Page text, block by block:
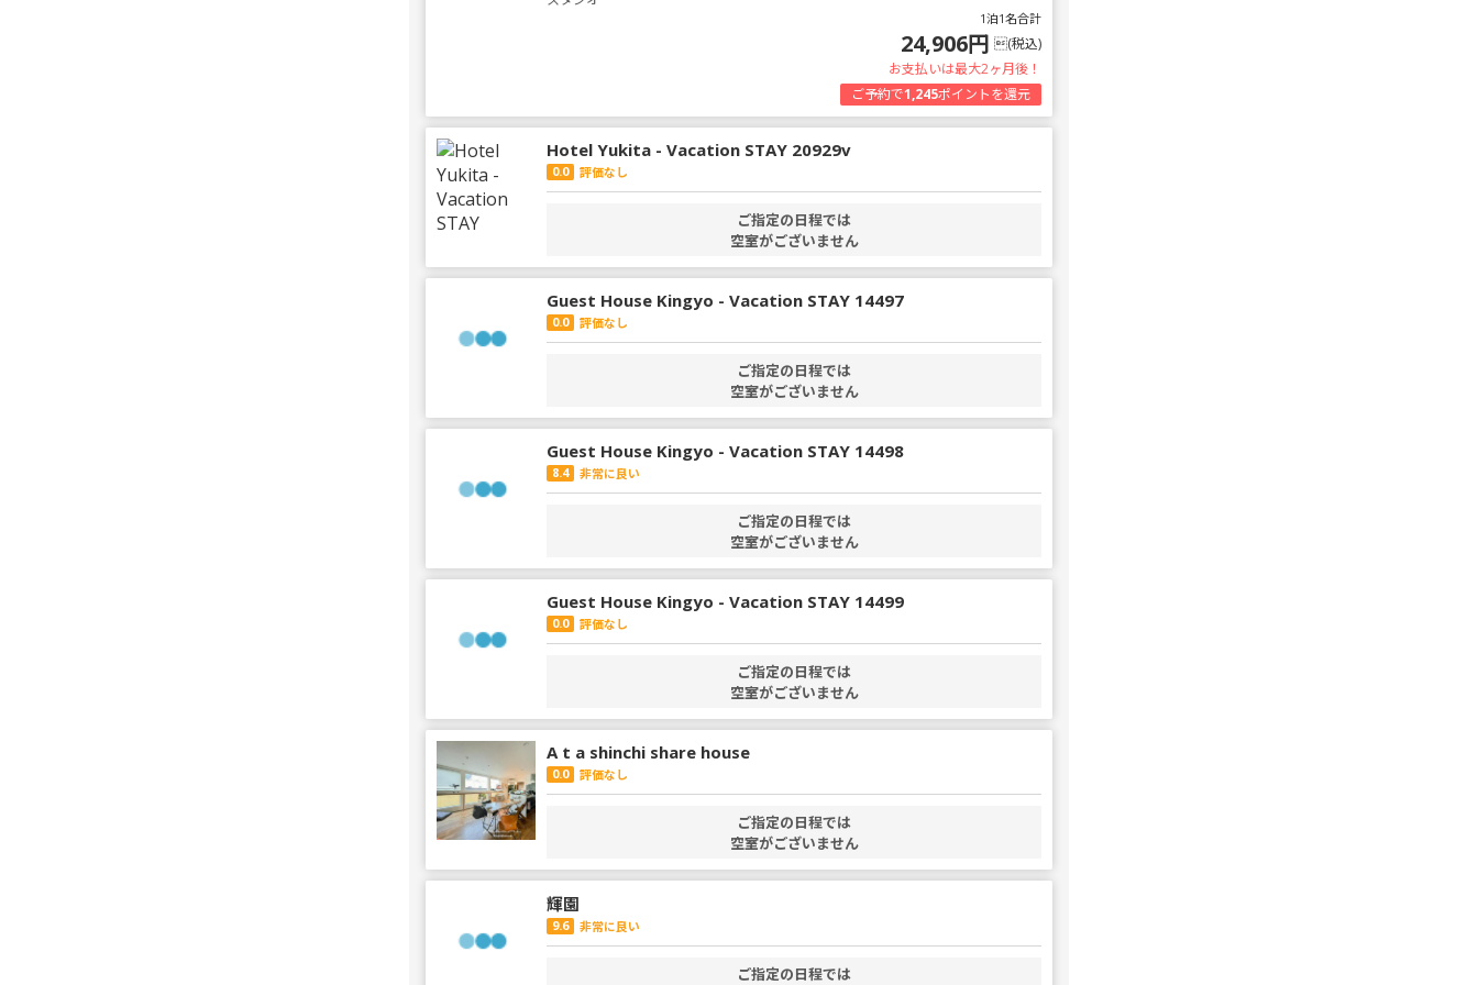
1泊1名合計
24,906円 (税込)
お支払いは最大2ヶ月後！
ご予約で1,245ポイントを還元
Hotel Yukita - Vacation STAY 20929v
0.0 評価なし
ご指定の日程では
空室がございません
Guest House Kingyo - Vacation STAY 14497
0.0 評価なし
ご指定の日程では
空室がございません
Guest House Kingyo - Vacation STAY 14498
8.4 非常に良い
ご指定の日程では
空室がございません
Guest House Kingyo - Vacation STAY 14499
0.0 評価なし
ご指定の日程では
空室がございません
A t a shinchi share house
0.0 評価なし
ご指定の日程では
空室がございません
輝園
9.6 非常に良い
ご指定の日程では